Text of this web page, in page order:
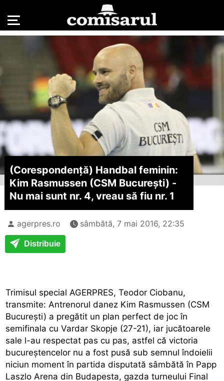
(Corespondență) Handbal feminin:
Kim Rasmussen (CSM București) -
Nu mai sunt nr. 4, vreau să fiu nr. 1
agerpres.ro sâmbătă, 7 mai 2016, 22:35
Distribuie
Trimisul special AGERPRES, Teodor Ciobanu,
transmite: Antrenorul danez Kim Rasmussen (CSM
București) a pregătit un plan perfect de joc în
semifinala cu Vardar Skopje (27-21), iar jucătoarele
sale l-au respectat pas cu pas, astfel că victoria
bucureștencelor nu a fost pusă sub semnul îndoielii
niciun moment în partida disputată sâmbătă în Papp
Laszlo Arena din Budapesta, gazda turneului Final